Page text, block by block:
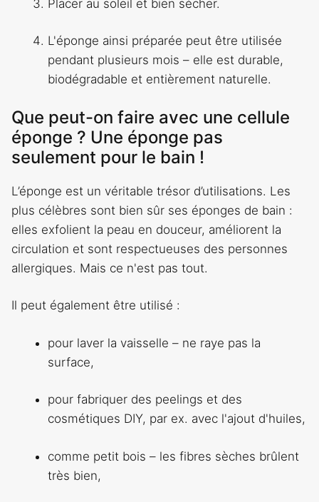
Placer au soleil et bien sécher.
L'éponge ainsi préparée peut être utilisée
pendant plusieurs mois – elle est durable,
biodégradable et entièrement naturelle.
Que peut-on faire avec une cellule
éponge ? Une éponge pas
seulement pour le bain !
L’éponge est un véritable trésor d’utilisations. Les
plus célèbres sont bien sûr ses éponges de bain :
elles exfolient la peau en douceur, améliorent la
circulation et sont respectueuses des personnes
allergiques. Mais ce n'est pas tout.
Il peut également être utilisé :
pour laver la vaisselle – ne raye pas la
surface,
pour fabriquer des peelings et des
cosmétiques DIY, par ex. avec l'ajout d'huiles,
comme petit bois – les fibres sèches brûlent
très bien,